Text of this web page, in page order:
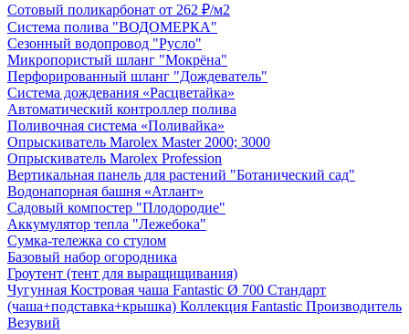
Сотовый поликарбонат от 262 ₽/м2
Система полива "ВОДОМЕРКА"
Сезонный водопровод "Русло"
Микропористый шланг "Мокрёна"
Перфорированный шланг "Дождеватель"
Система дождевания «Расцветайка»
Автоматический контроллер полива
Поливочная система «Поливайка»
Опрыскиватель Marolex Master 2000; 3000
Опрыскиватель Marolex Profession
Вертикальная панель для растений "Ботанический сад"
Водонапорная башня «Атлант»
Садовый компостер "Плодородие"
Аккумулятор тепла "Лежебока"
Сумка-тележка со стулом
Базовый набор огородника
Гроутент (тент для выращищивания)
Чугунная Костровая чаша Fantastic Ø 700 Стандарт
(чаша+подставка+крышка) Коллекция Fantastic Производитель
Везувий